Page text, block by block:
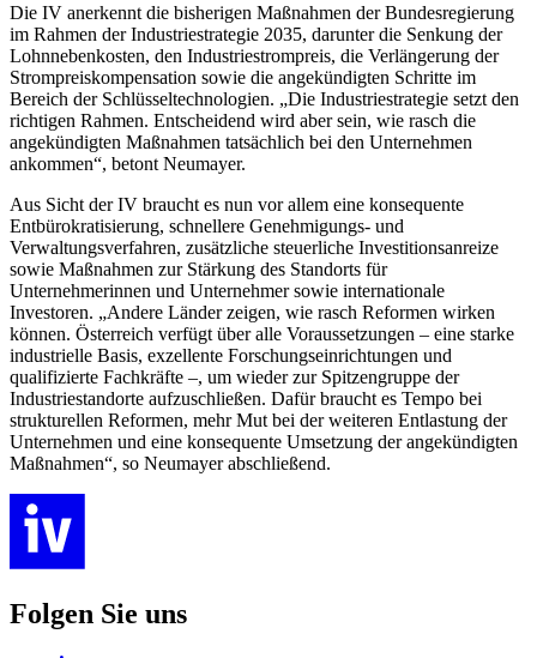
Die IV anerkennt die bisherigen Maßnahmen der Bundesregierung
im Rahmen der Industriestrategie 2035, darunter die Senkung der
Lohnnebenkosten, den Industriestrompreis, die Verlängerung der
Strompreiskompensation sowie die angekündigten Schritte im
Bereich der Schlüsseltechnologien. „Die Industriestrategie setzt den
richtigen Rahmen. Entscheidend wird aber sein, wie rasch die
angekündigten Maßnahmen tatsächlich bei den Unternehmen
ankommen“, betont Neumayer.
Aus Sicht der IV braucht es nun vor allem eine konsequente
Entbürokratisierung, schnellere Genehmigungs- und
Verwaltungsverfahren, zusätzliche steuerliche Investitionsanreize
sowie Maßnahmen zur Stärkung des Standorts für
Unternehmerinnen und Unternehmer sowie internationale
Investoren. „Andere Länder zeigen, wie rasch Reformen wirken
können. Österreich verfügt über alle Voraussetzungen – eine starke
industrielle Basis, exzellente Forschungseinrichtungen und
qualifizierte Fachkräfte –, um wieder zur Spitzengruppe der
Industriestandorte aufzuschließen. Dafür braucht es Tempo bei
strukturellen Reformen, mehr Mut bei der weiteren Entlastung der
Unternehmen und eine konsequente Umsetzung der angekündigten
Maßnahmen“, so Neumayer abschließend.
Folgen Sie uns